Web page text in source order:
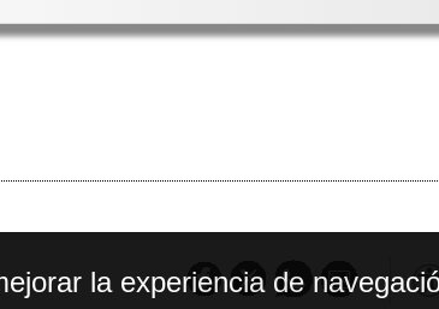
la experiencia de